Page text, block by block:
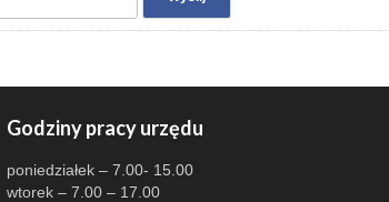
Godziny pracy urzędu
poniedziałek – 7.00- 15.00
wtorek – 7.00 – 17.00